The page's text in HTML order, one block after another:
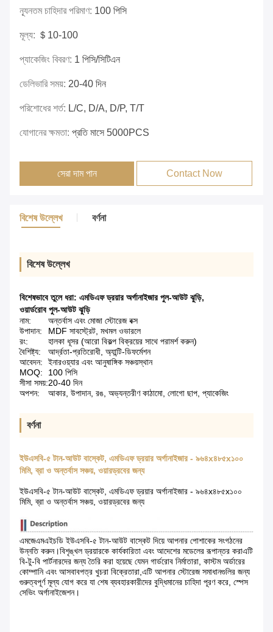
ন্যূনতম চাহিদার পরিমাণ: 100 পিসি
মূল্য: ＄10-100
প্যাকেজিং বিবরণ: 1 পিসি/সিটিএন
ডেলিভারি সময়: 20-40 দিন
পরিশোধের শর্ত: L/C, D/A, D/P, T/T
যোগানের ক্ষমতা: প্রতি মাসে 5000PCS
সেরা দাম পান Contact Now
বিশেষ উল্লেখ বর্ণনা
বিশেষ উল্লেখ
বিশেষভাবে তুলে ধরা: এমডিএফ ড্রয়ার অর্গানাইজার পুল-আউট ঝুড়ি,
ওয়ার্ডরোব পুল-আউট ঝুড়ি
নাম:
অন্তর্বাস এবং মোজা স্টোরেজ বক্স
উপাদান:
MDF সাবস্ট্রেট, মখমল ওভারলে
রং:
হালকা ধূসর (আরো বিকল্প বিক্রয়ের সাথে পরামর্শ করুন)
বৈশিষ্ট্য:
আর্দ্রতা-প্রতিরোধী, অ্যান্টি-ডিফর্মেশন
আবেদন:
ইনারওয়্যার এবং আনুষাঙ্গিক সঞ্চয়স্থান
MOQ:
100 পিসি
সীসা সময়:20-40 দিন
অপশন:
আকার, উপাদান, রঙ, অভ্যন্তরীণ কাঠামো, লোগো ছাপ, প্যাকেজিং
বর্ণনা
ইউএসবি-৫ টান-আউট বাস্কেট, এমডিএফ ড্রয়ার অর্গানাইজার - ৯৬৪x৪৮৫x১০০
মিমি, ব্রা ও অন্তর্বাস সঞ্চয়, ওয়ারড্রবের জন্য
ইউএসবি-৫ টান-আউট বাস্কেট, এমডিএফ ড্রয়ার অর্গানাইজার - ৯৬৪x৪৮৫x১০০
মিমি, ব্রা ও অন্তর্বাস সঞ্চয়, ওয়ারড্রবের জন্য
এমজেএমএইচডি ইউএসবি-৫ টান-আউট বাস্কেট দিয়ে আপনার পোশাকের সংগঠনের
উন্নতি করুন।বিশৃঙ্খল ড্রয়ারকে কার্যকারিতা এবং আদেশের মডেলের রূপান্তর করাএটি
বি-টু-বি পার্টনারদের জন্য তৈরি করা হয়েছে যেমন গার্ডরোব নির্মাতারা, কাস্টম অর্ডারের
কোম্পানি এবং আসবাবপত্র খুচরা বিক্রেতারা,এটি আপনার স্টোরেজ সমাধানগুলির জন্য
গুরুত্বপূর্ণ মূল্য যোগ করে যা শেষ ব্যবহারকারীদের বুদ্ধিমানের চাহিদা পূরণ করে, স্পেস
সেভিং অর্গানাইজেশন।